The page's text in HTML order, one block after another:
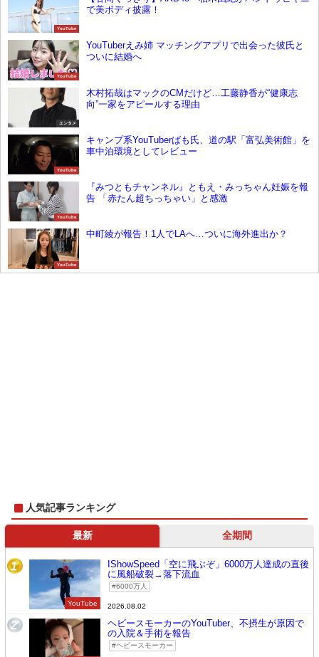
YouTube
で美ボディ披露！
YouTube
YouTuberえみ姉 マッチングアプリで出会った彼氏と
ついに結婚へ
エンタメ
木村拓哉はマックのCMだけど…工藤静香が“健康志
向”一家をアピールする理由
YouTube
キャンプ系YouTuberばも氏、道の駅「富弘美術館」を
車中泊環境としてレビュー
YouTube
『みつともチャンネル』ともえ・みっちゃん妊娠を報
告 「赤たん超ちっちゃい」と感激
YouTube
中町綾が報告！1人でLAへ…ついに海外進出か？
人気記事ランキング
最新 全期間
1
YouTube
IShowSpeed「空に飛ぶぞ」6000万人達成の直後
に風船破裂→落下流血
6000万人
2026.08.02
2
ヘビースモーカーのYouTuber、不摂生が原因で
の入院＆手術を報告
ヘビースモーカー